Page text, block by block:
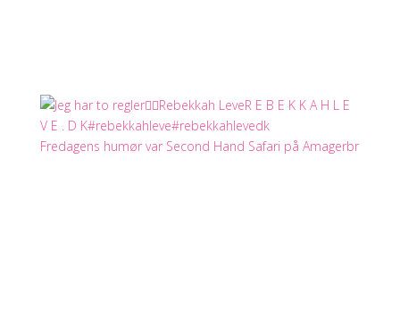
Fredagens humør var Second Hand Safari på Amagerbr